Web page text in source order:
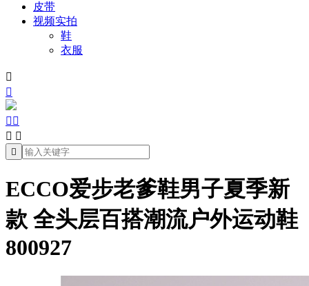
皮带
视频实拍
鞋
衣服


 
 

ECCO爱步老爹鞋男子夏季新
款 全头层百搭潮流户外运动鞋
800927